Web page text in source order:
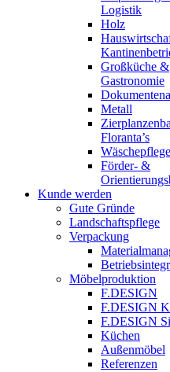
Logistik
Holz
Großküche &
Gastronomie
Metall
Floranta’s
Wäschepflege
Förder- &
Kunde werden
Gute Gründe
Landschaftspflege
Verpackung
Möbelproduktion
F.DESIGN
F.DESIGN
F.DESIGN
Küchen
Außenmöbel
Referenzen